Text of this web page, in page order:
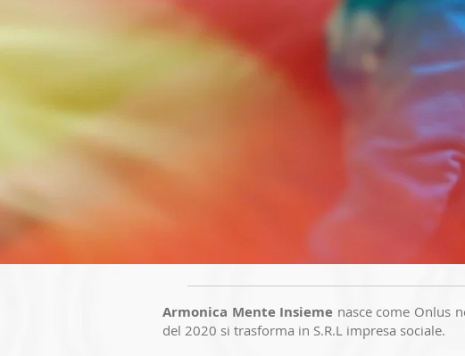
Armonica Mente Insieme nasce come Onlus
del 2020 si trasforma in S.R.L impresa sociale.